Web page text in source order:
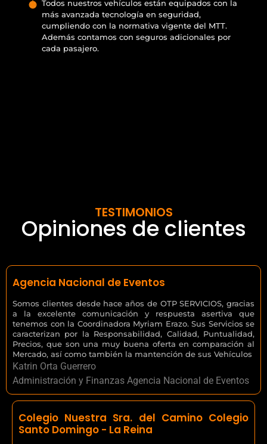
Todos nuestros vehículos están equipados con la
más avanzada tecnología en seguridad,
cumpliendo con la normativa vigente del MTT.
Además contamos con seguros adicionales por
cada pasajero.
TESTIMONIOS
Opiniones de clientes
Agencia Nacional de Eventos
Somos clientes desde hace años de OTP SERVICIOS, gracias
a la excelente comunicación y respuesta asertiva que
tenemos con la Coordinadora Myriam Erazo. Sus Servicios se
caracterizan por la Responsabilidad, Calidad, Puntualidad,
Precios, que son una muy buena oferta en comparación al
Mercado, así como también la mantención de sus Vehículos
Katrin Orta Guerrero
Administración y Finanzas Agencia Nacional de Eventos
Colegio Nuestra Sra. del Camino Colegio
Santo Domingo - La Reina